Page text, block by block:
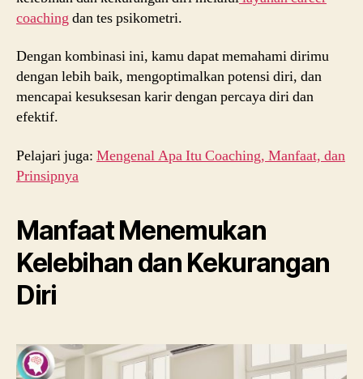
coachingdan tes psikometri.
Dengan kombinasi ini, kamu dapat memahami dirimu
dengan lebih baik, mengoptimalkan potensi diri, dan
mencapai kesuksesan karir dengan percaya diri dan
efektif.
Pelajari juga: Mengenal Apa Itu Coaching, Manfaat, dan
Prinsipnya
Manfaat Menemukan
Kelebihan dan Kekurangan
Diri